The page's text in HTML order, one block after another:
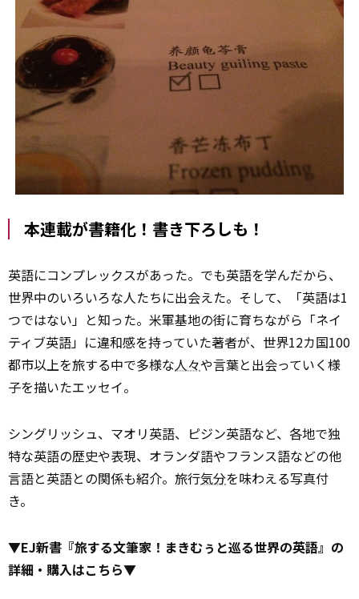
本連載が書籍化！書き下ろしも！
英語にコンプレックスがあった。でも英語を学んだから、
世界中のいろいろな人たちに出会えた。そして、「英語は1
つではない」と知った。――米軍基地の街に育ちながら「ネイ
ティブ英語」に違和感を持っていた著者が、世界12カ国100
都市以上を旅する中で多様な人々や言葉と出会っていく様
子を描いたエッセイ。
シングリッシュ、マオリ英語、ピジン英語など、各地で独
特な英語の歴史や表現、オランダ語やフランス語などの他
言語と英語との関係も紹介。旅行気分を味わえる写真付
き。
▼EJ新書『旅する文筆家！まきむぅと巡る世界の英語』の
詳細・購入はこちら▼